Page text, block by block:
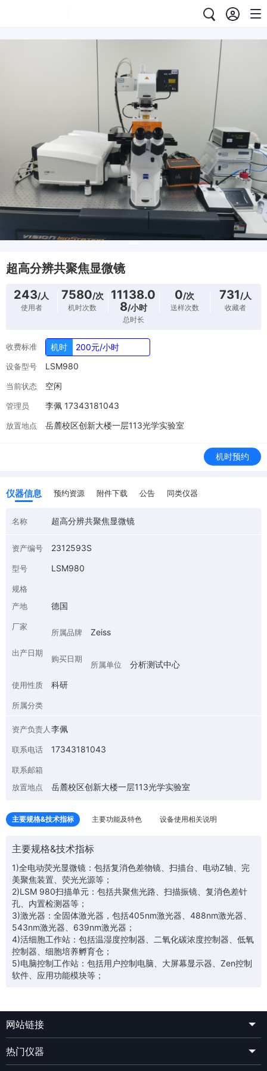
超高分辨共聚焦显微镜
243/人
使用者
7580/次
机时次数
11138.0
8/小时
总时长
0/次
送样次数
731/人
收藏者
收费标准 机时 200元/小时
设备型号 LSM980
当前状态 空闲
管理员 李佩 17343181043
放置地点 岳麓校区创新大楼一层113光学实验室
机时预约
仪器信息 预约资源 附件下载 公告 同类仪器
名称 超高分辨共聚焦显微镜
资产编号 2312593S
型号 LSM980
规格
产地
德国
厂家
所属品牌 Zeiss
出产日期
购买日期
所属单位 分析测试中心
使用性质 科研
所属分类
资产负责人 李佩
联系电话 17343181043
联系邮箱
放置地点
岳麓校区创新大楼一层113光学实验室
主要规格&技术指标 主要功能及特色 设备使用相关说明
主要规格&技术指标
1)全电动荧光显微镜：包括复消色差物镜、扫描台、电动Z轴、完
美聚焦装置、荧光光源等；
2)LSM 980扫描单元：包括共聚焦光路、扫描振镜、复消色差针
孔、内置检测器等；
3)激光器：全固体激光器，包括405nm激光器、488nm激光器、
543nm激光器、639nm激光器；
4)活细胞工作站：包括温湿度控制器、二氧化碳浓度控制器、低氧
控制器、细胞培养孵育仓；
5)电脑控制工作站：包括用户控制电脑、大屏幕显示器、Zen控制
软件、应用功能模块等；
网站链接
热门仪器